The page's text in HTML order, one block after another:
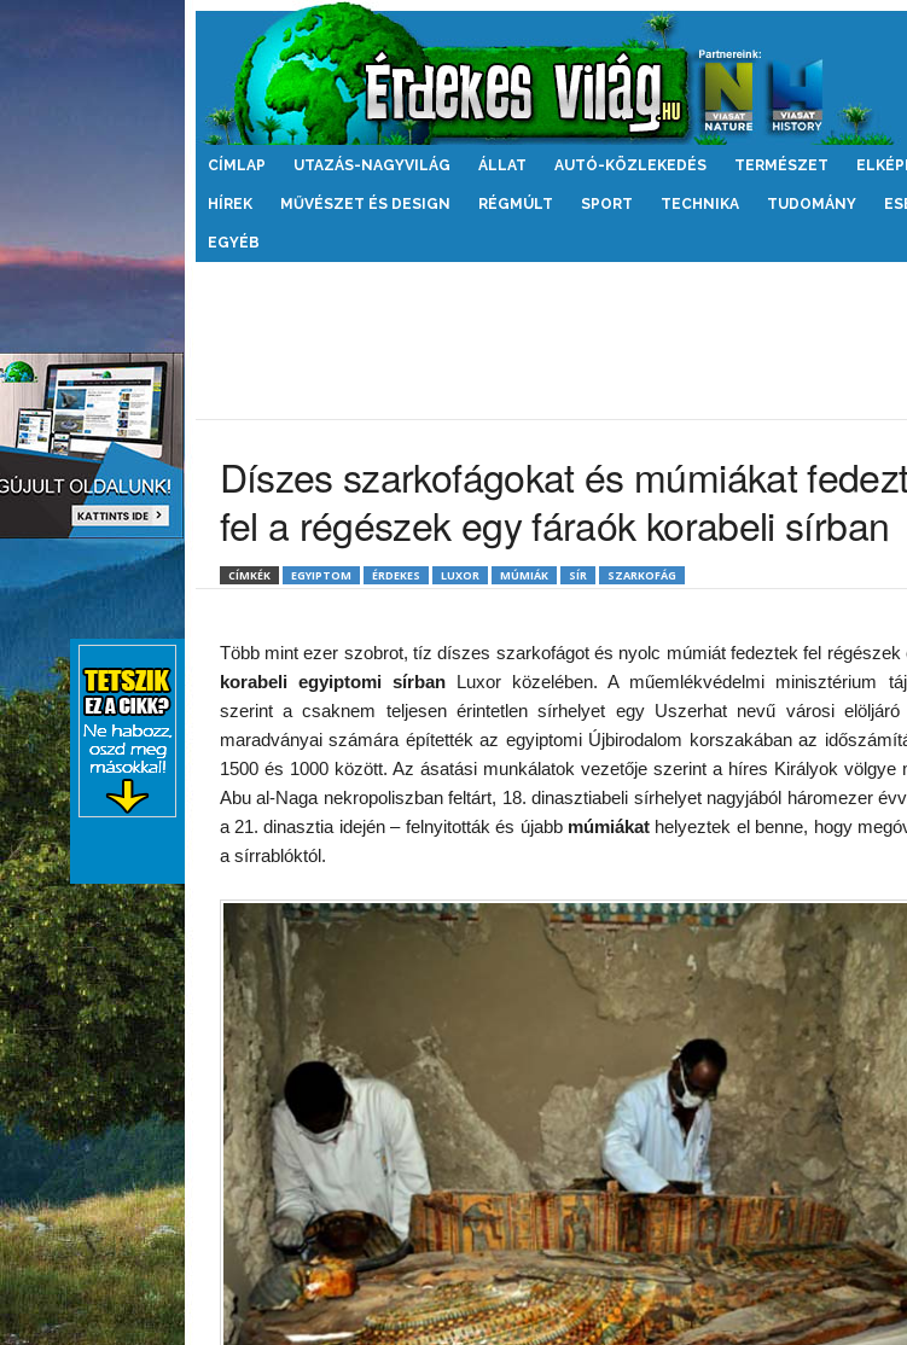
Érdekes
CÍMLAP UTAZÁS-NAGYVILÁG ÁLLAT AUTÓ-KÖZLEKEDÉS TERMÉSZET
HÍREK MŰVÉSZET ÉS DESIGN RÉGMÚLT SPORT TECHNIKA TUDOMÁNY
EGYÉB
Díszes szarkofágokat és múmiákat
fel a régészek egy fáraók korabeli sírban
CÍMKÉK EGYIPTOM ÉRDEKES LUXOR MÚMIÁK SÍR SZARKOFÁG
Több mint ezer szobrot, tíz díszes szarkofágot és nyolc múmiát fedeztek fel régészek
korabeli egyiptomi sírbanLuxor közelében. A műemlékvédelmi minisztérium
szerint a csaknem teljesen érintetlen sírhelyet egy Uszerhat nevű városi
maradványai számára építették az egyiptomi Újbirodalom korszakában az
1500 és 1000 között. Az ásatási munkálatok vezetője szerint a híres Királyok völgye
Abu al-Naga nekropoliszban feltárt, 18. dinasztiabeli sírhelyet nagyjából háromezer
a 21. dinasztia idején – felnyitották és újabb múmiákathelyeztek el benne, hogy
a sírrablóktól.